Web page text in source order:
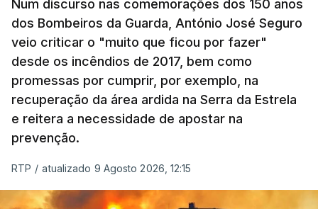
Num discurso nas comemorações dos 150 anos
dos Bombeiros da Guarda, António José Seguro
veio criticar o "muito que ficou por fazer"
desde os incêndios de 2017, bem como
promessas por cumprir, por exemplo, na
recuperação da área ardida na Serra da Estrela
e reitera a necessidade de apostar na
prevenção.
RTP / atualizado 9 Agosto 2026, 12:15